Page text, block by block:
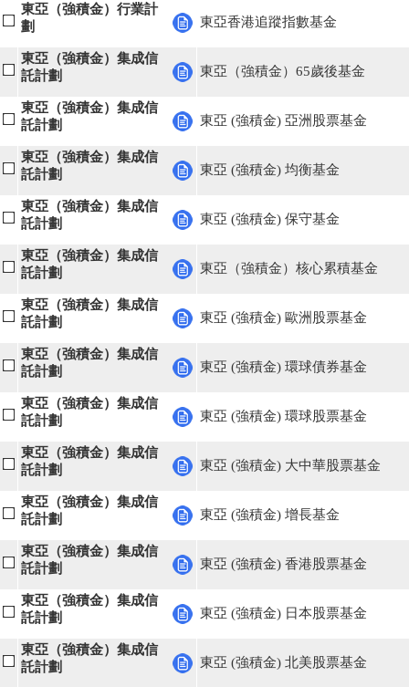
東亞（強積金）行業計
劃
東亞香港追蹤指數基金
東亞（強積金）集成信
託計劃
東亞（強積金）65歲後基金
東亞（強積金）集成信
託計劃
東亞 (強積金) 亞洲股票基金
東亞（強積金）集成信
託計劃
東亞 (強積金) 均衡基金
東亞（強積金）集成信
託計劃
東亞 (強積金) 保守基金
東亞（強積金）集成信
託計劃
東亞（強積金）核心累積基金
東亞（強積金）集成信
託計劃
東亞 (強積金) 歐洲股票基金
東亞（強積金）集成信
託計劃
東亞 (強積金) 環球債券基金
東亞（強積金）集成信
託計劃
東亞 (強積金) 環球股票基金
東亞（強積金）集成信
託計劃
東亞 (強積金) 大中華股票基金
東亞（強積金）集成信
託計劃
東亞 (強積金) 增長基金
東亞（強積金）集成信
託計劃
東亞 (強積金) 香港股票基金
東亞（強積金）集成信
託計劃
東亞 (強積金) 日本股票基金
東亞（強積金）集成信
託計劃
東亞 (強積金) 北美股票基金